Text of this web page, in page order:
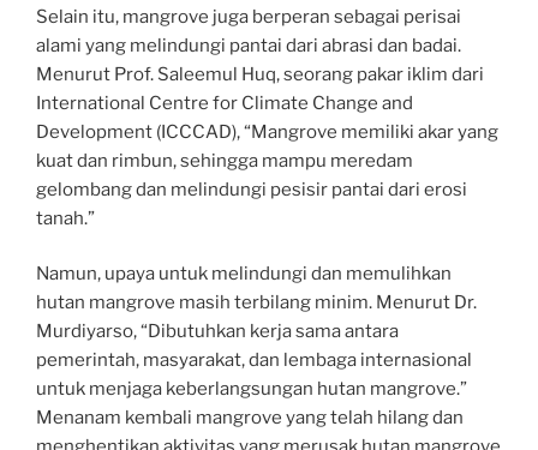
Selain itu, mangrove juga berperan sebagai perisai
alami yang melindungi pantai dari abrasi dan badai.
Menurut Prof. Saleemul Huq, seorang pakar iklim dari
International Centre for Climate Change and
Development (ICCCAD), “Mangrove memiliki akar yang
kuat dan rimbun, sehingga mampu meredam
gelombang dan melindungi pesisir pantai dari erosi
tanah.”
Namun, upaya untuk melindungi dan memulihkan
hutan mangrove masih terbilang minim. Menurut Dr.
Murdiyarso, “Dibutuhkan kerja sama antara
pemerintah, masyarakat, dan lembaga internasional
untuk menjaga keberlangsungan hutan mangrove.”
Menanam kembali mangrove yang telah hilang dan